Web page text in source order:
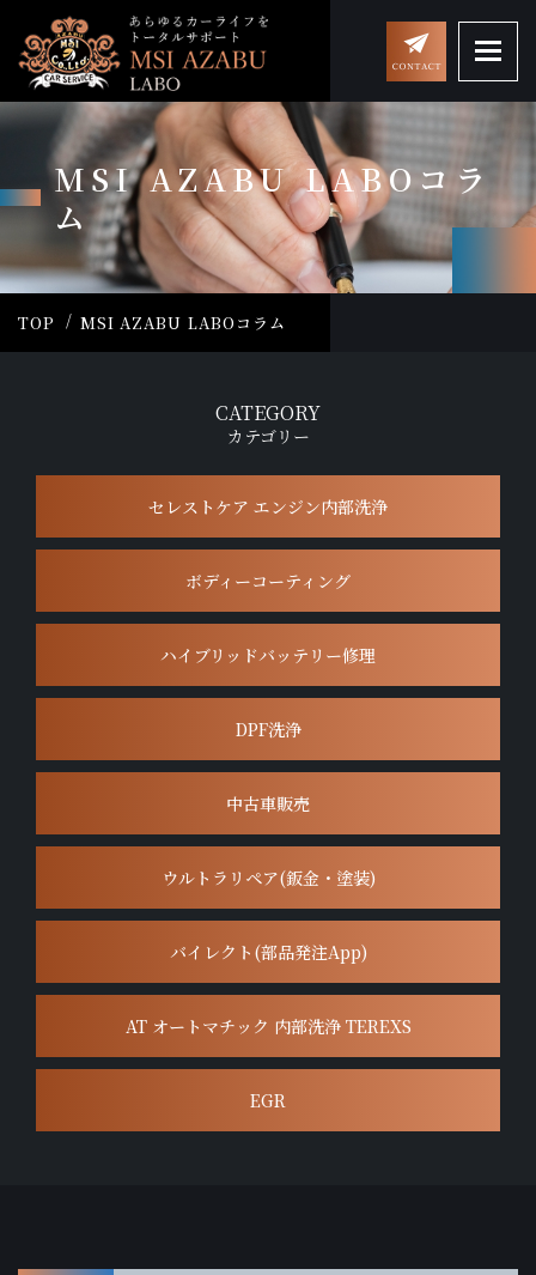
MSI AZABU LABOコラ
ム
TOP MSI AZABU LABOコラム
CATEGORY
カテゴリー
セレストケア エンジン内部洗浄
ボディーコーティング
ハイブリッドバッテリー修理
DPF洗浄
中古車販売
ウルトラリペア(鈑金・塗装)
バイレクト(部品発注App)
AT オートマチック 内部洗浄 TEREXS
EGR